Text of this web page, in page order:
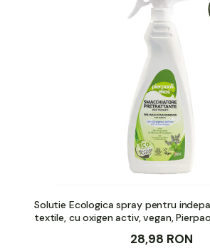
Solutie Ecologica spray pentru
textile, cu oxigen activ, vegan,
28,98 RON